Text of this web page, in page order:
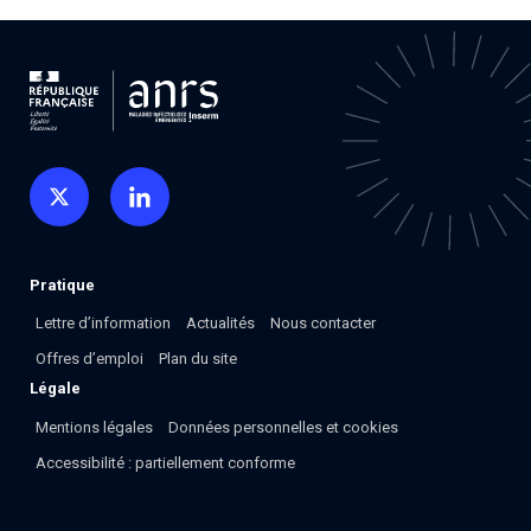
Collaboration avec les acteurs communautaires
Ouverte depuis décembre 2023, pour suivre l'épidémie
en RDC, elle reste active suite à des cas à Mayotte et à
La Réunion.
Cellules Émergence
Retrouvez toutes les cellules Émergence, actives ou
Pratique
Lettre d’information Actualités
Nous contacter
Offres d’emploi
Plan du site
Légale
Mentions légales
Données personnelles et cookies
Accessibilité : partiellement conforme